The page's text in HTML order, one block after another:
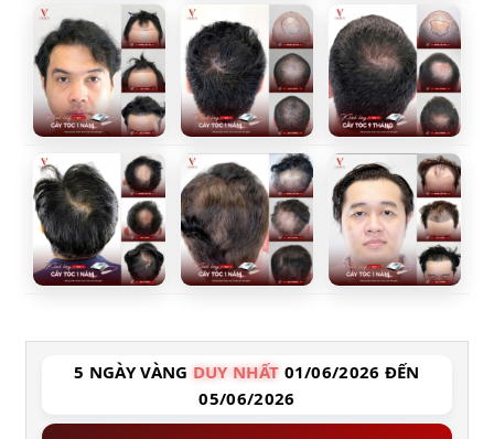
5 NGÀY VÀNG DUY NHẤT 01/06/2026 ĐẾN
05/06/2026